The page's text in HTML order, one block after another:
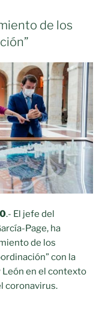
de los
.- El jefe del
Page, ha
de los
con la
León en el contexto
coronavirus.